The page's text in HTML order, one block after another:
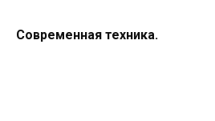
Современная техника.